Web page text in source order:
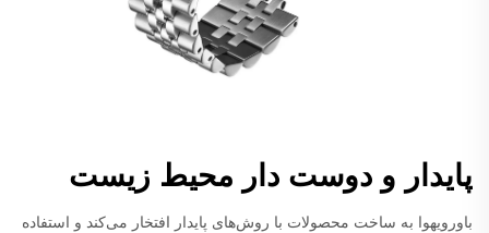
پایدار و دوست دار محیط زیست
باورویهوا به ساخت محصولات با روش‌های پایدار افتخار می‌کند و استفاده